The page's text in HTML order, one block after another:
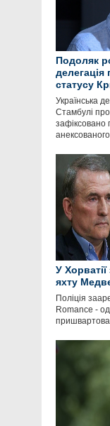
Подоляк
статусу
Українська
Стамбулі
зафіксовано
У
яхту
Поліція
Romance -